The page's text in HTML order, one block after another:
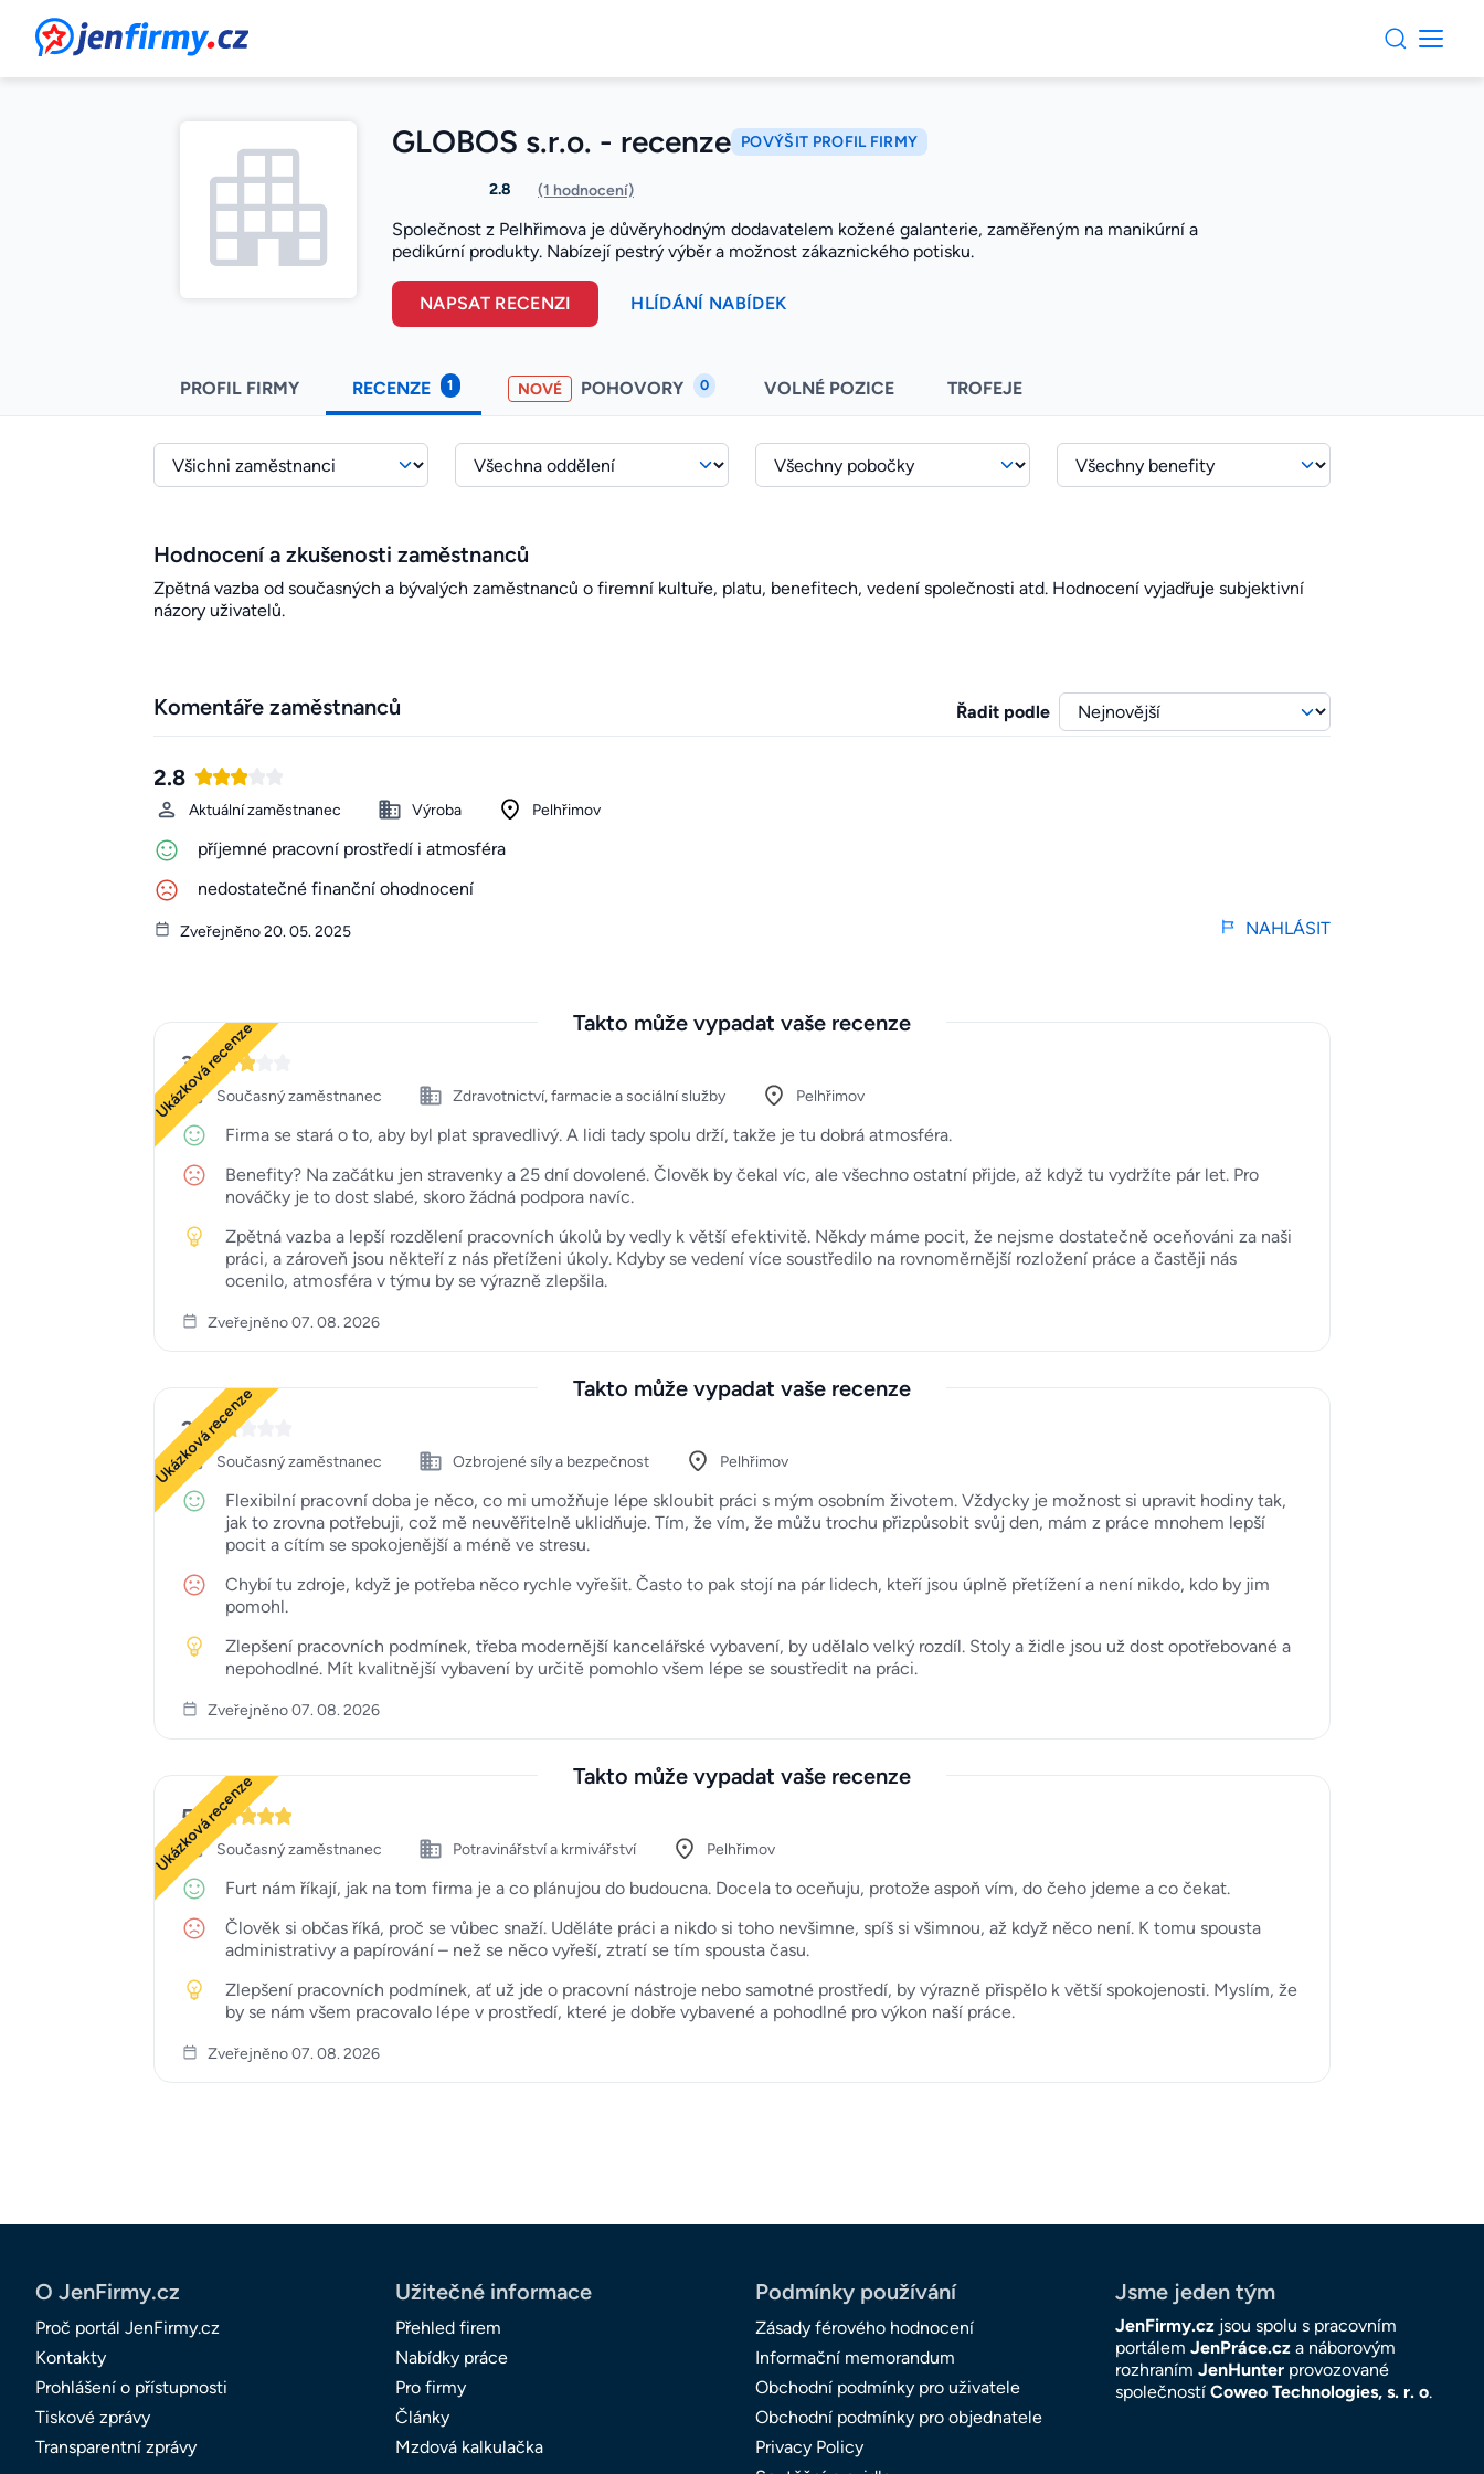
JenFirmy.cz
GLOBOS s.r.o. - recenze POVÝŠIT PROFIL FIRMY
2.8 (1 hodnocení)
Společnost z Pelhřimova je důvěryhodným dodavatelem kožené galanterie, zaměřeným na manikúrní a
pedikúrní produkty. Nabízejí pestrý výběr a možnost zákaznického potisku.
NAPSAT RECENZI HLÍDÁNÍ NABÍDEK
PROFIL FIRMY RECENZE 1 NOVÉ POHOVORY 0 VOLNÉ POZICE TROFEJE
Hodnocení a zkušenosti zaměstnanců
Zpětná vazba od současných a bývalých zaměstnanců o firemní kultuře, platu, benefitech, vedení společnosti atd. Hodnocení vyjadřuje subjektivní
názory uživatelů.
Komentáře zaměstnanců Řadit podle
2.8
Aktuální zaměstnanec Výroba Pelhřimov
příjemné pracovní prostředí i atmosféra
nedostatečné finanční ohodnocení
Zveřejněno 20. 05. 2025 NAHLÁSIT
Takto může vypadat vaše recenze
Ukázková recenze
3
Současný zaměstnanec Zdravotnictví, farmacie a sociální služby Pelhřimov
Firma se stará o to, aby byl plat spravedlivý. A lidi tady spolu drží, takže je tu dobrá atmosféra.
Benefity? Na začátku jen stravenky a 25 dní dovolené. Člověk by čekal víc, ale všechno ostatní přijde, až když tu vydržíte pár let. Pro
nováčky je to dost slabé, skoro žádná podpora navíc.
Zpětná vazba a lepší rozdělení pracovních úkolů by vedly k větší efektivitě. Někdy máme pocit, že nejsme dostatečně oceňováni za naši
práci, a zároveň jsou někteří z nás přetíženi úkoly. Kdyby se vedení více soustředilo na rovnoměrnější rozložení práce a častěji nás
ocenilo, atmosféra v týmu by se výrazně zlepšila.
Zveřejněno 07. 08. 2026
Takto může vypadat vaše recenze
Ukázková recenze
2
Současný zaměstnanec Ozbrojené síly a bezpečnost Pelhřimov
Flexibilní pracovní doba je něco, co mi umožňuje lépe skloubit práci s mým osobním životem. Vždycky je možnost si upravit hodiny tak,
jak to zrovna potřebuji, což mě neuvěřitelně uklidňuje. Tím, že vím, že můžu trochu přizpůsobit svůj den, mám z práce mnohem lepší
pocit a cítím se spokojenější a méně ve stresu.
Chybí tu zdroje, když je potřeba něco rychle vyřešit. Často to pak stojí na pár lidech, kteří jsou úplně přetížení a není nikdo, kdo by jim
pomohl.
Zlepšení pracovních podmínek, třeba modernější kancelářské vybavení, by udělalo velký rozdíl. Stoly a židle jsou už dost opotřebované a
nepohodlné. Mít kvalitnější vybavení by určitě pomohlo všem lépe se soustředit na práci.
Zveřejněno 07. 08. 2026
Takto může vypadat vaše recenze
Ukázková recenze
5
Současný zaměstnanec Potravinářství a krmivářství Pelhřimov
Furt nám říkají, jak na tom firma je a co plánujou do budoucna. Docela to oceňuju, protože aspoň vím, do čeho jdeme a co čekat.
Člověk si občas říká, proč se vůbec snaží. Uděláte práci a nikdo si toho nevšimne, spíš si všimnou, až když něco není. K tomu spousta
administrativy a papírování – než se něco vyřeší, ztratí se tím spousta času.
Zlepšení pracovních podmínek, ať už jde o pracovní nástroje nebo samotné prostředí, by výrazně přispělo k větší spokojenosti. Myslím, že
by se nám všem pracovalo lépe v prostředí, které je dobře vybavené a pohodlné pro výkon naší práce.
Zveřejněno 07. 08. 2026
O JenFirmy.cz
Proč portál JenFirmy.cz
Kontakty
Prohlášení o přístupnosti
Tiskové zprávy
Transparentní zprávy
Užitečné informace
Přehled firem
Nabídky práce
Pro firmy
Články
Mzdová kalkulačka
Podmínky používání
Zásady férového hodnocení
Informační memorandum
Obchodní podmínky pro uživatele
Obchodní podmínky pro objednatele
Privacy Policy
Jsme jeden tým
JenFirmy.cz jsou spolu s pracovním
portálem JenPráce.cz a náborovým
rozhraním JenHunter provozované
společností Coweo Technologies, s. r. o.